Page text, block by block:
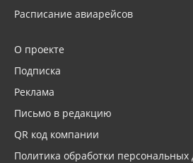
Расписание авиарейсов
О проекте
Подписка
Реклама
Письмо в редакцию
QR код компании
Политика обработки